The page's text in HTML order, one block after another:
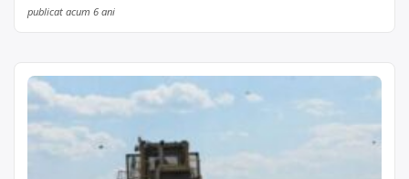
publicat acum 6 ani